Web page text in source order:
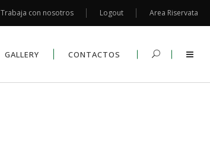
Trabaja con nosotros Logout Area Riservata
GALLERY CONTACTOS